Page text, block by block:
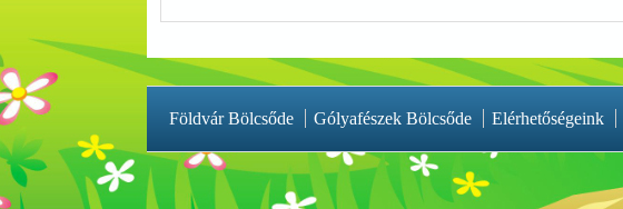
Földvár Bölcsőde Gólyafészek Bölcsőde Elérhetőségeink